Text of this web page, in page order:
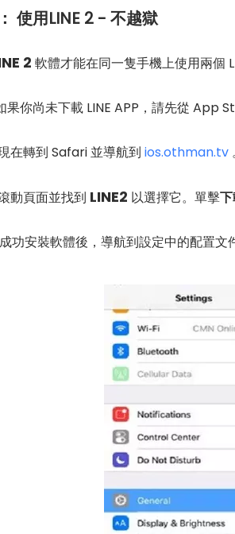
使用LINE 2 - 不越獄
2 軟體才能在同一隻手機上使用兩個
果你尚未下載 LINE APP，請先從 App
在轉到 Safari 並導航到 ios.othman.tv 。
動頁面並找到 LINE2 以選擇它。單擊
成功安裝軟體後，導航到設定中的配置文